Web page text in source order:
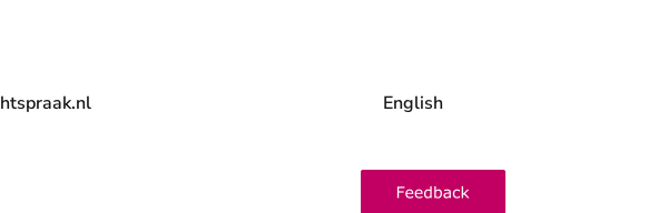
English